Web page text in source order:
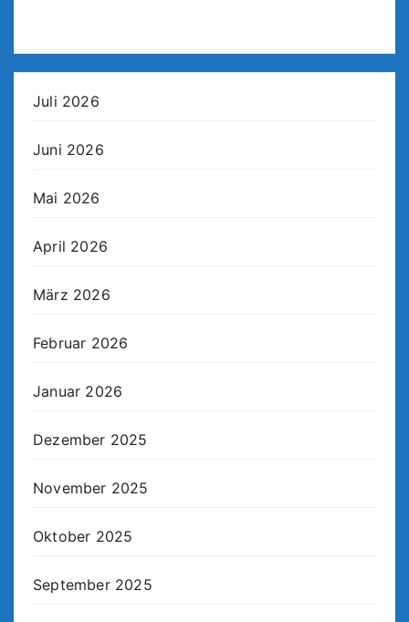
Juli 2026
Juni 2026
Mai 2026
April 2026
März 2026
Februar 2026
Januar 2026
Dezember 2025
November 2025
Oktober 2025
September 2025